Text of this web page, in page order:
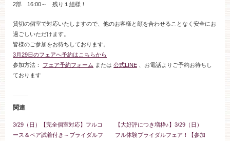
ブライダルフェア
見学予約
お問い合わせ
2部 16:00～ 残り１組様！
貸切の個室で対応いたしますので、他のお客様と顔を合わせることなく安全にお
過ごしいただけます。
皆様のご参加をお待ちしております。
3月29日のフェアへ予約はこちらから
参加方法： フェア予約フォーム または 公式LINE 、お電話よりご予約お待ちし
ております
関連
3/29（日）【完全個室対応】フルコ
ース＆ペア試着付き～ブライダルフ
【大好評につき増枠♪】3/29（日）
フル体験ブライダルフェア！【参加